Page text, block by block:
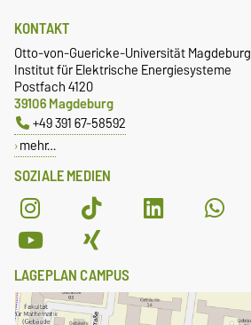
SOZIALE MEDIEN
KONTAKT
Otto-von-Guericke-Universität Magdeburg
Institut für Elektrische Energiesysteme
Postfach 4120
39106 Magdeburg
+49 391 67-58592
mehr…
LAGEPLAN CAMPUS